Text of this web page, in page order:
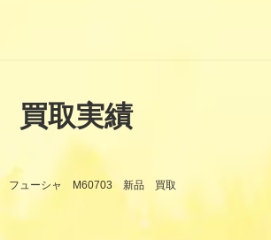
買取実績
フューシャ M60703 新品 買取